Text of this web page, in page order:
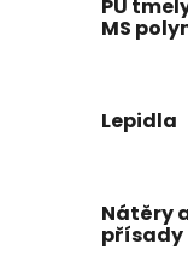
PU
MS
Lepidla
Nátěry
přísady